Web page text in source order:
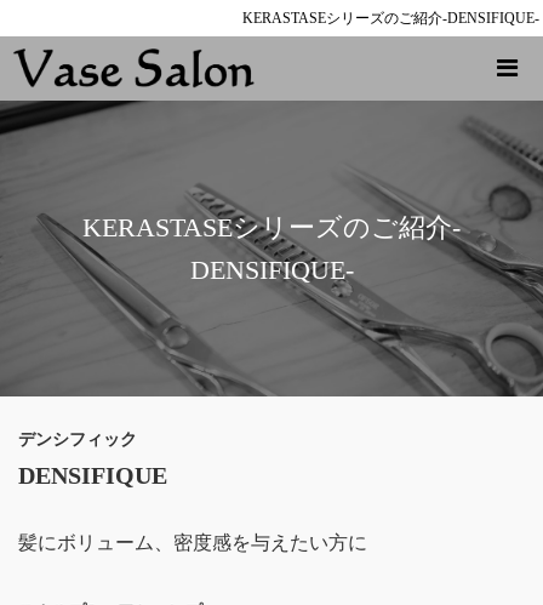
KERASTASEシリーズのご紹介-DENSIFIQUE-
KERASTASEシリーズのご紹介-
DENSIFIQUE-
デンシフィック
DENSIFIQUE
髪にボリューム、密度感を与えたい方に